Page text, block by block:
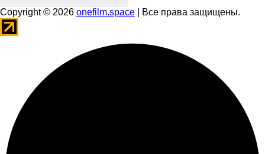
Copyright © 2026 onefilm.space | Все права защищены.